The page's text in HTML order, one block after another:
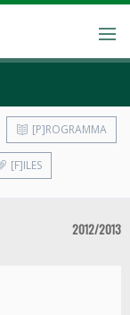
[P]ROGRAMMA
[F]ILES
2012/2013